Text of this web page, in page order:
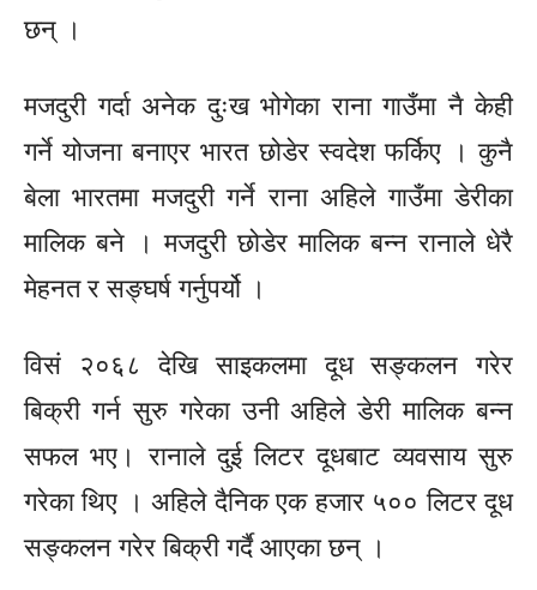
छन् ।
मजदुरी गर्दा अनेक दुःख भोगेका राना गाउँमा नै केही
गर्ने योजना बनाएर भारत छोडेर स्वदेश फर्किए । कुनै
बेला भारतमा मजदुरी गर्ने राना अहिले गाउँमा डेरीका
मालिक बने । मजदुरी छोडेर मालिक बन्न रानाले धेरै
मेहनत र सङ्घर्ष गर्नुपर्यो ।
विसं २०६८ देखि साइकलमा दूध सङ्कलन गरेर
बिक्री गर्न सुरु गरेका उनी अहिले डेरी मालिक बन्न
सफल भए। रानाले दुई लिटर दूधबाट व्यवसाय सुरु
गरेका थिए । अहिले दैनिक एक हजार ५०० लिटर दूध
सङ्कलन गरेर बिक्री गर्दै आएका छन् ।